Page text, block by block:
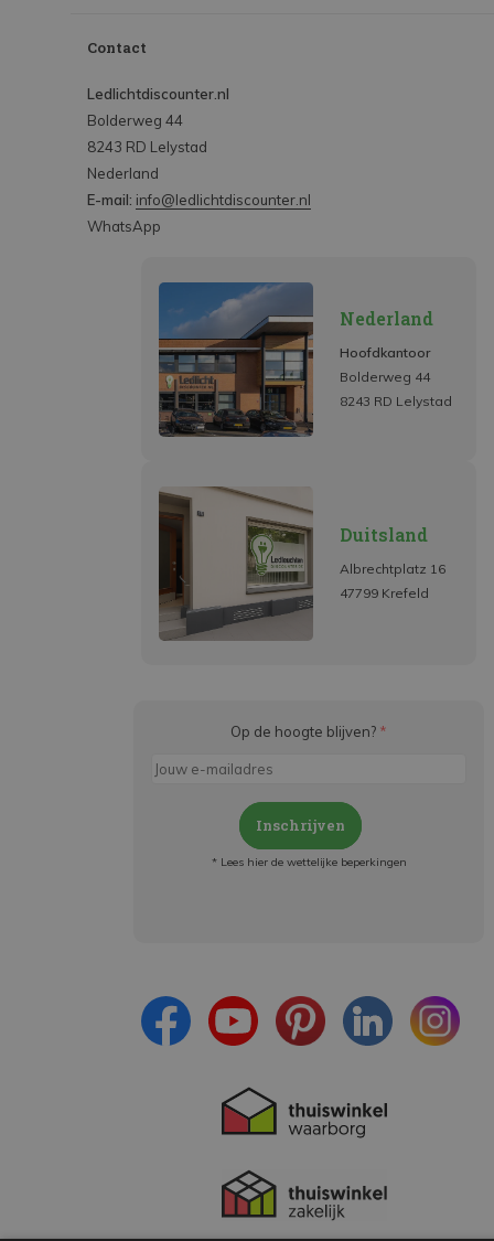
Contact
Ledlichtdiscounter.nl
Bolderweg 44
8243 RD Lelystad
Nederland
E-mail: info@ledlichtdiscounter.nl
WhatsApp
Nederland
Hoofdkantoor
Bolderweg 44
8243 RD Lelystad
Duitsland
Albrechtplatz 16
47799 Krefeld
Op de hoogte blijven? *
Inschrijven
* Lees hier de wettelijke beperkingen